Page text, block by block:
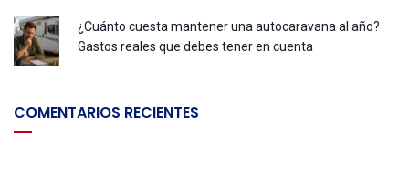
¿Cuánto cuesta mantener una autocaravana al año?
Gastos reales que debes tener en cuenta
COMENTARIOS RECIENTES